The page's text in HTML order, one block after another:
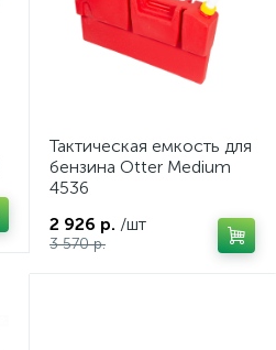
Тактическая емкость для
бензина Otter Medium
4536
2 926 р. /шт
3 570 р.